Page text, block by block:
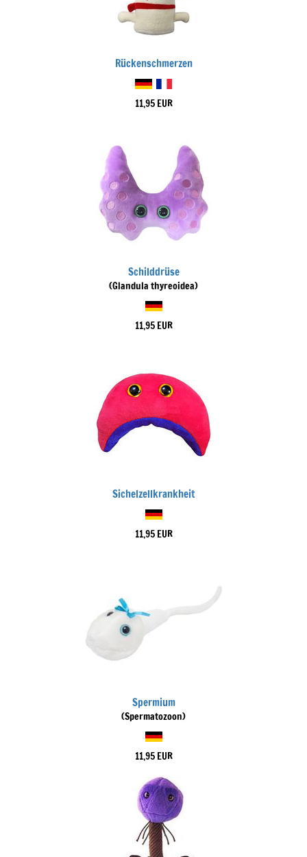
Rückenschmerzen
11,95 EUR
Schilddrüse
(Glandula thyreoidea)
11,95 EUR
Sichelzellkrankheit
11,95 EUR
Spermium
(Spermatozoon)
11,95 EUR